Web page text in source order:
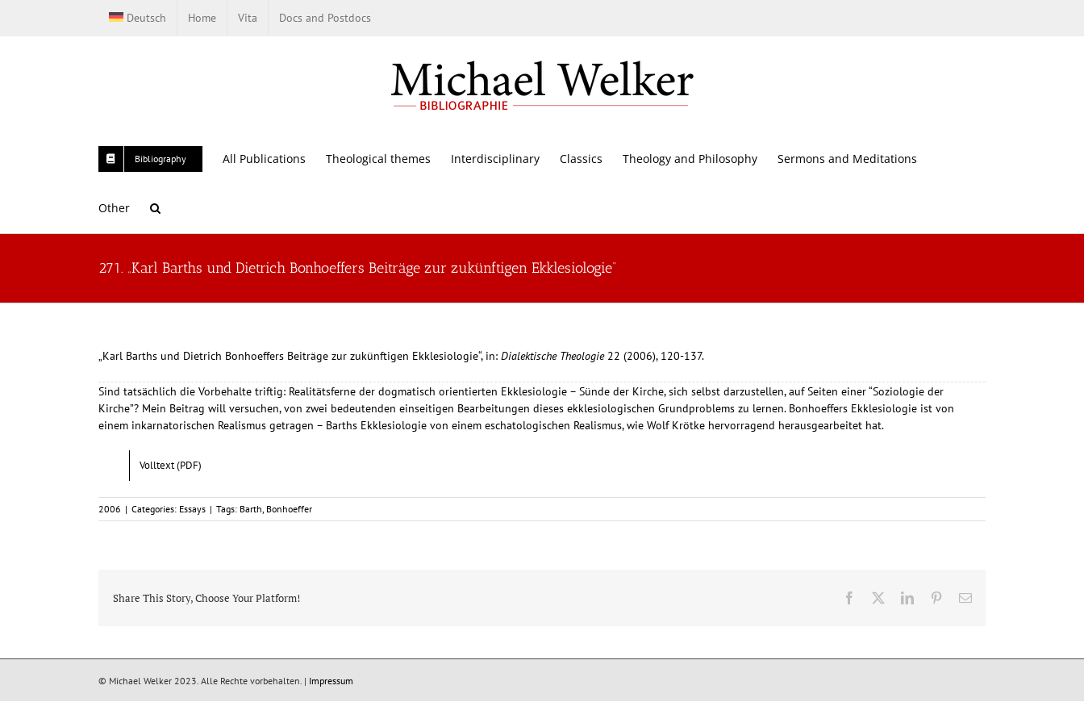
Deutsch Home Vita Docs and Postdocs
Bibliography All Publications Theological themes Interdisciplinary Classics Theology and Philosophy Sermons and Meditations
Other
271. „Karl Barths und Dietrich Bonhoeffers Beiträge zur zukünftigen Ekklesiologie“
„Karl Barths und Dietrich Bonhoeffers Beiträge zur zukünftigen Ekklesiologie“, in: Dialektische Theologie22 (2006), 120-137.
Sind tatsächlich die Vorbehalte triftig: Realitätsferne der dogmatisch orientierten Ekklesiologie – Sünde der Kirche, sich selbst darzustellen, auf Seiten einer “Soziologie der
Kirche”? Mein Beitrag will versuchen, von zwei bedeutenden einseitigen Bearbeitungen dieses ekklesiologischen Grundproblems zu lernen. Bonhoeffers Ekklesiologie ist von
einem inkarnatorischen Realismus getragen – Barths Ekklesiologie von einem eschatologischen Realismus, wie Wolf Krötke hervorragend herausgearbeitet hat.
Volltext (PDF)
2006 | Categories: Essays | Tags: Barth, Bonhoeffer
Share This Story, Choose Your Platform! Facebook LinkedInPinterestEmail
© Michael Welker 2023. Alle Rechte vorbehalten. | Impressum